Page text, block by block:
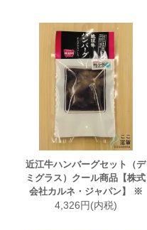
近江牛ハンバーグセット（デ
ミグラス）クール商品【株式
会社カルネ・ジャパン】 ※
4,326円(内税)